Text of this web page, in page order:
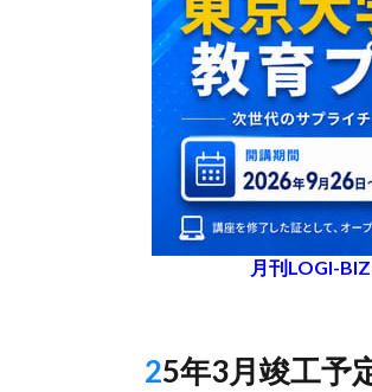
月刊LOGI-
25年3月竣工